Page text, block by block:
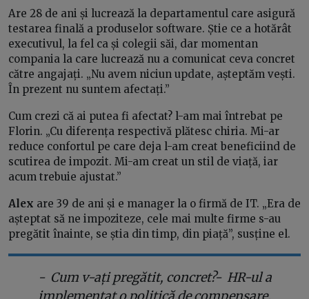
Are 28 de ani și lucrează la departamentul care asigură
testarea finală a produselor software. Știe ce a hotărât
executivul, la fel ca și colegii săi, dar momentan
compania la care lucrează nu a comunicat ceva concret
către angajați. „Nu avem niciun update, așteptăm vești.
În prezent nu suntem afectați.”
Cum crezi că ai putea fi afectat? l-am mai întrebat pe
Florin. „Cu diferența respectivă plătesc chiria. Mi-ar
reduce confortul pe care deja l-am creat beneficiind de
scutirea de impozit. Mi-am creat un stil de viață, iar
acum trebuie ajustat.”
Alex are 39 de ani și e manager la o firmă de IT. „Era de
așteptat să ne impoziteze, cele mai multe firme s-au
pregătit înainte, se știa din timp, din piață”, susține el.
- Cum v-ați pregătit, concret?- HR-ul a
implementat o politică de compensare.